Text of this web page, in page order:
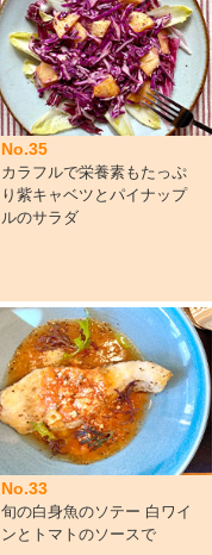
No.35
カラフルで栄養素もたっぷ
り紫キャベツとパイナップ
ルのサラダ
No.33
旬の白身魚のソテー 白ワイ
ンとトマトのソースで